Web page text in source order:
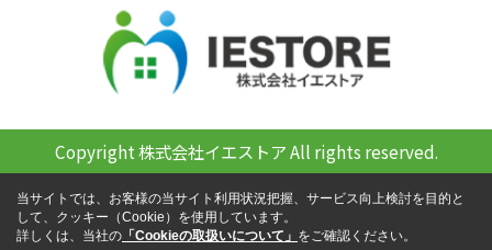
Copyright 株式会社イエストア All rights reserved.
当サイトでは、お客様の当サイト利用状況把握、サービス向上検討を目的と
して、クッキー（Cookie）を使用しています。
詳しくは、当社の 「Cookieの取扱いについて」 をご確認ください。